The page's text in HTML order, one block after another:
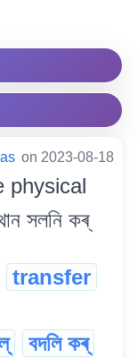
on 2023-08-18
physical
সলনি কৰ্
transfer
বদলি কৰ্